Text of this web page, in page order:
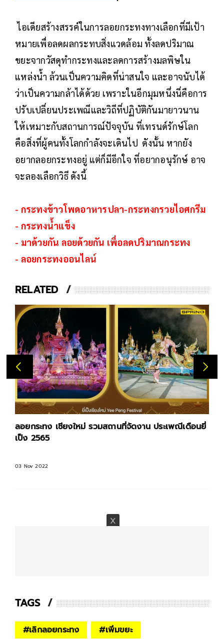
ไอเดียสร้างสรรค์ในการลอยกระทงทางเลือกที่มีเป้า
หมายเพื่อลดผลกระทบสิ่งแวดล้อม ทั้งลดปริมาณ
ขยะจากวัสดุทำกระทงและลดการสร้างมลพิษใน
แหล่งน้ำ ล้วนเป็นความคิดที่น่าสนใจ และอาจนับได้
ว่าเป็นความกล้าได้ด้วย เพราะในอีกมุมหนึ่งนี่คือการ
ปรับเปลี่ยนประเพณีและวิถีที่ปฏิบัติกันมายาวนาน
ให้เหมาะกับสถานการณ์ปัจจุบัน ที่เทรนด์รักษ์โลก
คือสิ่งที่ผู้คนทั้งโลกกำลังจะเดินไป ดังนั้น หากยัง
อยากลอยกระทงอยู่ แต่ก็มีอีกใจ ที่อยากอนุรักษ์ อาจ
จะลองเลือกวิธี ดังนี้
- กระทงข้าวโพดอาหารปลา-กระทงกรวยไอศกรีม
- กระทงน้ำแข็ง
- มาด้วยกัน ลอยด้วยกัน เพื่อลดปริมาณกระทง
- ลอยกระทงออนไลน์
RELATED
ลอยกระทง เชียงใหม่ รวมสถานที่จัดงาน ประเพณีเดือนยี่
เป็ง 2565
03 Nov 2022
TAGS
#เลิกลอยกระทง #เพิ่มขยะ